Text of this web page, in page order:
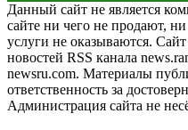
Данный сайт не является
сайте ни чего не продают,
услуги не оказываются.
новостей RSS канала
newsru.com. Материалы
ответственность за
Администрация сайта не